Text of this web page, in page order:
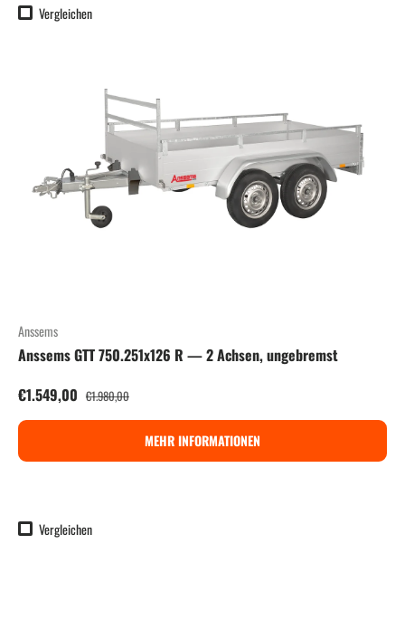
Vergleichen
Anssems
Anssems GTT 750.251x126 R — 2 Achsen, ungebremst
Verkaufspreis
€1.549,00 Normaler Preis
€1.980,00
MEHR INFORMATIONEN
Vergleichen